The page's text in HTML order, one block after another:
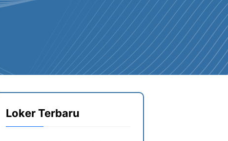
Loker Terbaru